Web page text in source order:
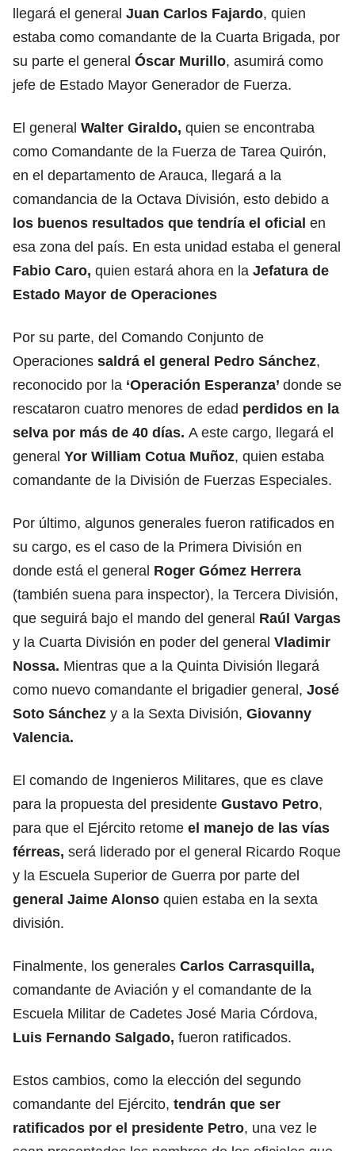
llegará el general Juan Carlos Fajardo, quien
estaba como comandante de la Cuarta Brigada, por
su parte el general Óscar Murillo, asumirá como
jefe de Estado Mayor Generador de Fuerza.
El general Walter Giraldo, quien se encontraba
como Comandante de la Fuerza de Tarea Quirón,
en el departamento de Arauca, llegará a la
comandancia de la Octava División, esto debido a
los buenos resultados que tendría el oficial en
esa zona del país. En esta unidad estaba el general
Fabio Caro, quien estará ahora en la Jefatura de
Estado Mayor de Operaciones
Por su parte, del Comando Conjunto de
Operaciones saldrá el general Pedro Sánchez,
reconocido por la ‘Operación Esperanza’ donde se
rescataron cuatro menores de edad perdidos en la
selva por más de 40 días. A este cargo, llegará el
general Yor William Cotua Muñoz, quien estaba
comandante de la División de Fuerzas Especiales.
Por último, algunos generales fueron ratificados en
su cargo, es el caso de la Primera División en
donde está el general Roger Gómez Herrera
(también suena para inspector), la Tercera División,
que seguirá bajo el mando del general Raúl Vargas
y la Cuarta División en poder del general Vladimir
Nossa. Mientras que a la Quinta División llegará
como nuevo comandante el brigadier general, José
Soto Sánchez y a la Sexta División, Giovanny
Valencia.
El comando de Ingenieros Militares, que es clave
para la propuesta del presidente Gustavo Petro,
para que el Ejército retome el manejo de las vías
férreas, será liderado por el general Ricardo Roque
y la Escuela Superior de Guerra por parte del
general Jaime Alonso quien estaba en la sexta
división.
Finalmente, los generales Carlos Carrasquilla,
comandante de Aviación y el comandante de la
Escuela Militar de Cadetes José Maria Córdova,
Luis Fernando Salgado, fueron ratificados.
Estos cambios, como la elección del segundo
comandante del Ejército, tendrán que ser
ratificados por el presidente Petro, una vez le